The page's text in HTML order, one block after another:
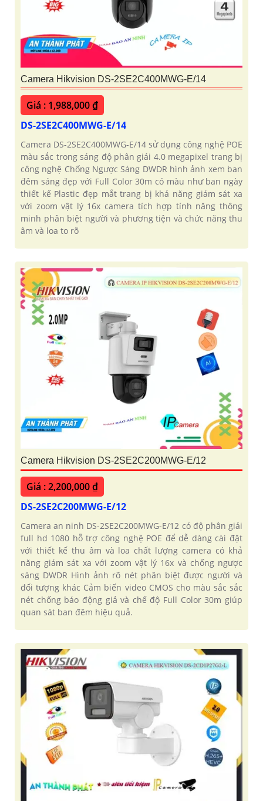
Camera Hikvision DS-2SE2C400MWG-E/14
Giá : 1,988,000 ₫
DS-2SE2C400MWG-E/14
Camera DS-2SE2C400MWG-E/14 sử dụng công nghệ POE
màu sắc trong sáng độ phân giải 4.0 megapixel trang bị
công nghệ Chống Ngược Sáng DWDR hình ảnh xem ban
đêm sáng đẹp với Full Color 30m có màu như ban ngày
thiết kế Plastic đẹp mắt trang bị khả năng giám sát xa
với zoom vật lý 16x camera tích hợp tính năng thông
minh phân biệt người và phương tiện và chức năng thu
âm và loa to rõ
Camera Hikvision DS-2SE2C200MWG-E/12
Giá : 2,200,000 ₫
DS-2SE2C200MWG-E/12
Camera an ninh DS-2SE2C200MWG-E/12 có độ phân giải
full hd 1080 hỗ trợ công nghệ POE để dễ dàng cài đặt
với thiết kế thu âm và loa chất lượng camera có khả
năng giám sát xa với zoom vật lý 16x và chống ngược
sáng DWDR Hình ảnh rõ nét phân biệt được người và
đối tượng khác Cảm biến video CMOS cho màu sắc sắc
nét chống báo động giả và chế độ Full Color 30m giúp
quan sát ban đêm hiệu quả.